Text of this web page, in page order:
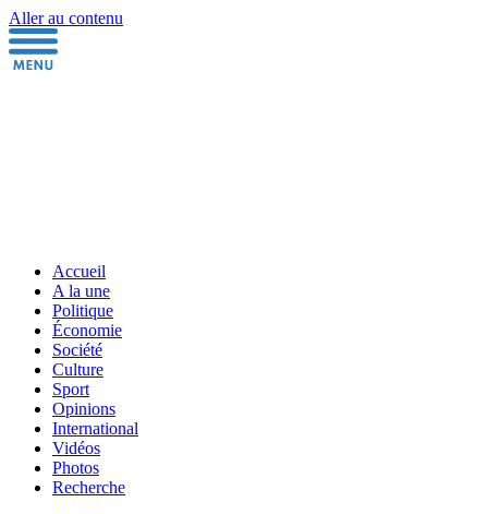
Aller au contenu
Accueil
A la une
Politique
Économie
Société
Culture
Sport
Opinions
International
Vidéos
Photos
Recherche